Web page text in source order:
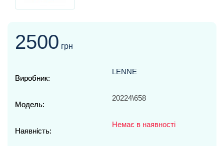
2500 грн
Виробник:
LENNE
Модель:
20224\658
Наявність:
Немає в наявності